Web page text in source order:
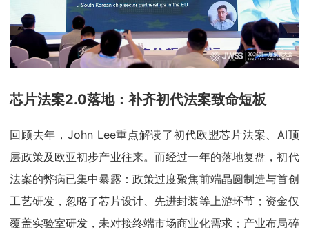
芯片法案2.0落地：补齐初代法案致命短板
回顾去年，John Lee重点解读了初代欧盟芯片法案、AI顶
层政策及欧亚初步产业往来。而经过一年的落地复盘，初代
法案的弊病已集中暴露：政策过度聚焦前端晶圆制造与首创
工艺研发，忽略了芯片设计、先进封装等上游环节；资金仅
覆盖实验室研发，未对接终端市场商业化需求；产业布局碎